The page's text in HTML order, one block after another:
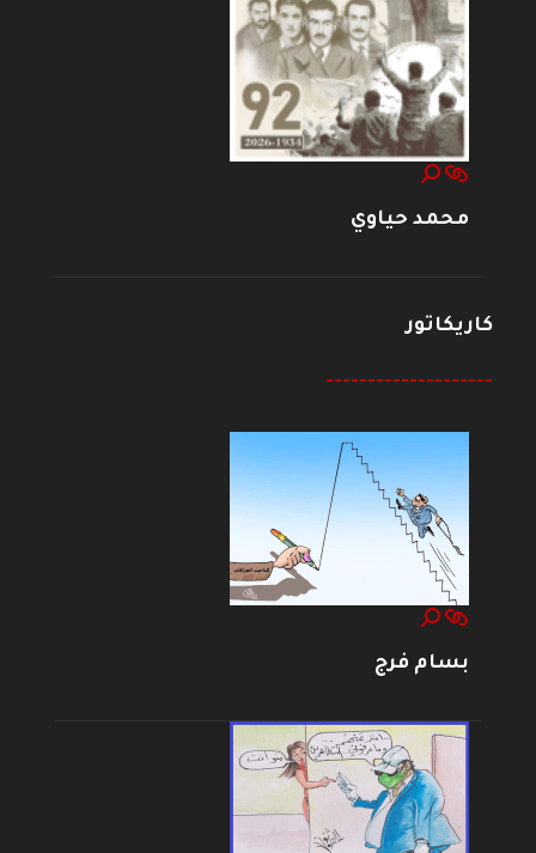
محمد حياوي
كاريكاتور
--------------------
بسام فرج